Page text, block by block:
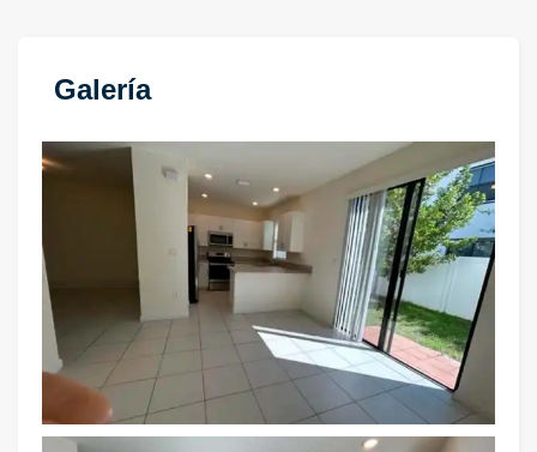
Galería